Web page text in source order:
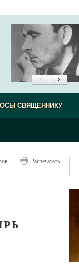
СВЯЩЕННИКУ
Распечатать